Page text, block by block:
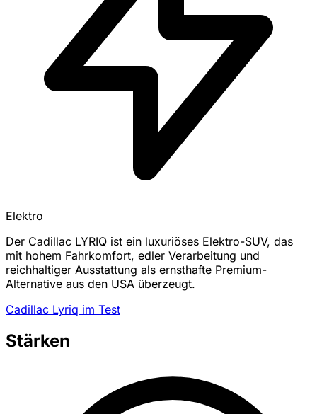
Elektro
Der Cadillac LYRIQ ist ein luxuriöses Elektro-SUV, das
mit hohem Fahrkomfort, edler Verarbeitung und
reichhaltiger Ausstattung als ernsthafte Premium-
Alternative aus den USA überzeugt.
Cadillac Lyriq im Test
Stärken